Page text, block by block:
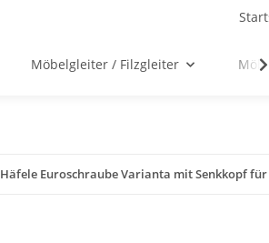
Möbelgleiter / Filzgleiter
Häfele Euroschraube Varianta mit Senkkopf